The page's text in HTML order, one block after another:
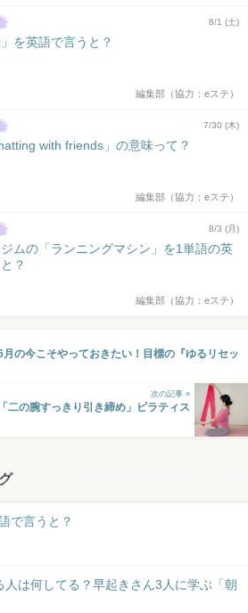
8/1 (土)
」を英語で言うと？
編集部（協力：eステ）
7/30 (木)
with friends」の意味って？
編集部（協力：eステ）
8/3 (月)
ムの「ランニングマシン」を1単語の英
？
編集部（協力：eステ）
の今こそやっておきたい！目標の『ゆるリセッ
次の記事 »
二の腕すっきり引き締め」ピラティス
で言うと？
人は何してる？早起きさん3人に学ぶ「朝